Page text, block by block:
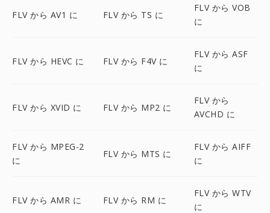
FLV から AV1 に FLV から TS に
FLV から VOB
に
FLV から HEVC に FLV から F4V に
FLV から ASF
に
FLV から XVID に FLV から MP2 に
FLV から
AVCHD に
FLV から MPEG-2
に
FLV から MTS に
FLV から AIFF
に
FLV から AMR に FLV から RM に
FLV から WTV
に